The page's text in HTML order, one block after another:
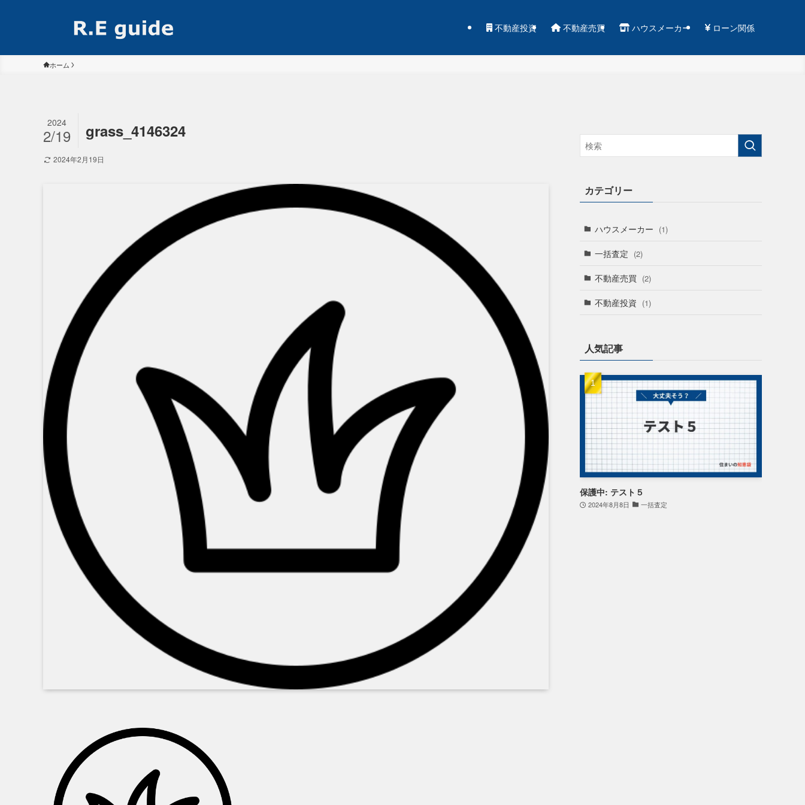
不動産投資 不動産売買 ハウスメーカー ローン関係
ホーム
grass_4146324
2024
2/19
2024年2月19日
カテゴリー
ハウスメーカー (1)
一括査定 (2)
不動産売買 (2)
不動産投資 (1)
人気記事
保護中: テスト５
2024年8月8日 一括査定